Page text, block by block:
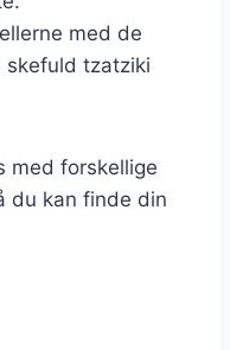
med de
skefuld tzatziki
med forskellige
du kan finde din